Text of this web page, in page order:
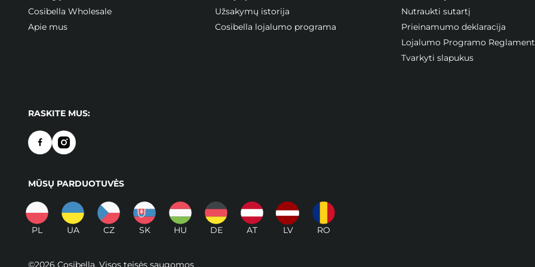
Cosibella Wholesale
Apie mus
Užsakymų istorija
Cosibella lojalumo programa
Nutraukti sutartį
Prieinamumo deklaracija
Lojalumo Programo
Tvarkyti slapukus
RASKITE MUS:
MŪSŲ PARDUOTUVĖS
PL UA CZ SK HU DE AT LV RO
©2026 Cosibella. Visos teisės saugomos